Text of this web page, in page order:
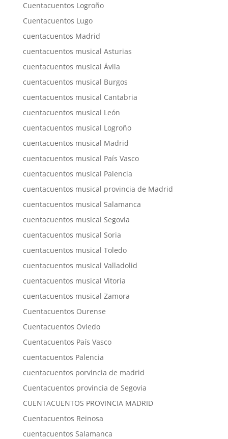
Cuentacuentos Logroño
Cuentacuentos Lugo
cuentacuentos Madrid
cuentacuentos musical Asturias
cuentacuentos musical Ávila
cuentacuentos musical Burgos
cuentacuentos musical Cantabria
cuentacuentos musical León
cuentacuentos musical Logroño
cuentacuentos musical Madrid
cuentacuentos musical País Vasco
cuentacuentos musical Palencia
cuentacuentos musical provincia de Madrid
cuentacuentos musical Salamanca
cuentacuentos musical Segovia
cuentacuentos musical Soria
cuentacuentos musical Toledo
cuentacuentos musical Valladolid
cuentacuentos musical Vitoria
cuentacuentos musical Zamora
Cuentacuentos Ourense
Cuentacuentos Oviedo
Cuentacuentos País Vasco
cuentacuentos Palencia
cuentacuentos porvincia de madrid
Cuentacuentos provincia de Segovia
CUENTACUENTOS PROVINCIA MADRID
Cuentacuentos Reinosa
cuentacuentos Salamanca